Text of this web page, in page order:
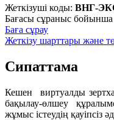
Жеткізуші коды: ВНГ-
Бағасы сұраныс бойынша
Баға сұрау
Жеткізу шарттары және
Сипаттама
Кешен виртуалды
бақылау-өлшеу
жұмыс істеудің қауіпсіз